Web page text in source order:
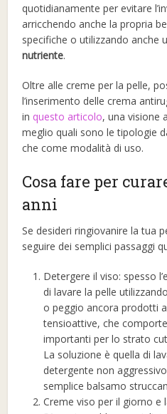
quotidianamente per evitare
arricchendo anche la propria
specifiche o utilizzando anche
nutriente.
Oltre alle creme per la pelle,
l’inserimento delle crema
inquesto articolo, una visione
meglio quali sono le tipologie
che come modalità di uso.
Cosa fare per
anni
Se desideri ringiovanire la tua
seguire dei semplici passaggi
Detergere il viso: spesso
di lavare la pelle
o peggio ancora prodotti
tensioattive, che
importanti per lo strato
La soluzione è quella di
detergente non
semplice balsamo
Creme viso per il giorno e